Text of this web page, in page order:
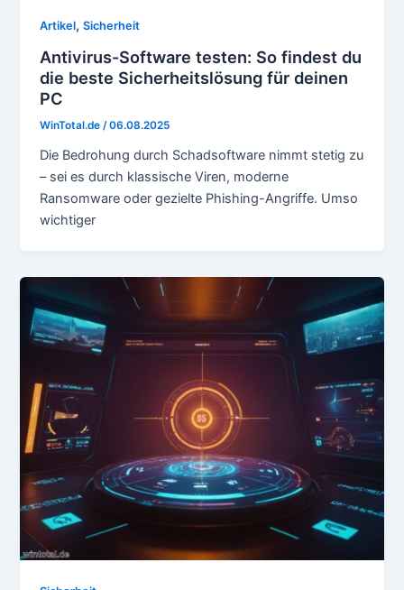
Artikel,Sicherheit
Antivirus-Software testen: So findest du
die beste Sicherheitslösung für deinen
PC
WinTotal.de/06.08.2025
Die Bedrohung durch Schadsoftware nimmt stetig zu
– sei es durch klassische Viren, moderne
Ransomware oder gezielte Phishing-Angriffe. Umso
wichtiger